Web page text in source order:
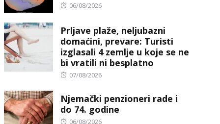
Posted
06/08/2026
Prljave plaže, neljubazni
domaćini, prevare: Turisti
izglasali 4 zemlje u koje se ne
bi vratili ni besplatno
Posted
07/08/2026
Njemački penzioneri rade i
do 74. godine
Posted
06/08/2026